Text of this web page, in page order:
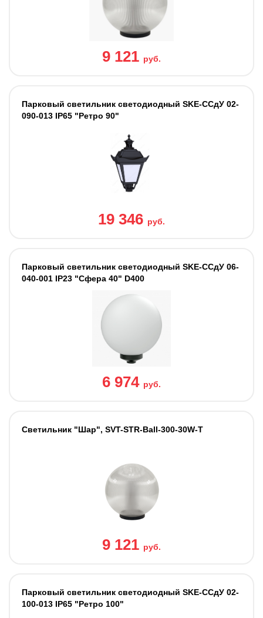
9 121 руб.
Парковый светильник светодиодный SKE-ССдУ 02-
090-013 IP65 "Ретро 90"
19 346 руб.
Парковый светильник светодиодный SKE-ССдУ 06-
040-001 IP23 "Сфера 40" D400
6 974 руб.
Светильник "Шар", SVT-STR-Ball-300-30W-T
9 121 руб.
Парковый светильник светодиодный SKE-ССдУ 02-
100-013 IP65 "Ретро 100"